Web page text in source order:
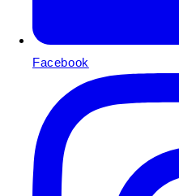
Facebook